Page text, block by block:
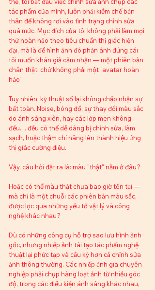
thế, tôi bắt đầu việc chỉnh sửa ảnh chụp các
tác phẩm của mình, luôn phải kiềm chế bản
thân để không rơi vào tình trạng chỉnh sửa
quá mức. Mục đích của tôi không phải làm mọi
thứ hoàn hảo theo tiêu chuẩn thị giác hiện
đại, mà là để hình ảnh đó phản ánh đúng cái
tôi muốn khán giả cảm nhận — một phiên bản
chân thật, chứ không phải một "avatar hoàn
hảo".
Tuy nhiên, kỹ thuật số lại không chấp nhận sự
bất toàn. Noise, bóng đổ, sự thay đổi màu sắc
do ánh sáng xiên, hay các lớp men không
đều… đều có thể dễ dàng bị chỉnh sửa, làm
sạch, hoặc thậm chí nâng lên thành hiệu ứng
thị giác cường điệu.
Vậy, câu hỏi đặt ra là: màu "thật" nằm ở đâu?
Hoặc có thể màu thật chưa bao giờ tồn tại —
mà chỉ là một chuỗi các phiên bản màu sắc,
được lọc qua những yếu tố vật lý và công
nghệ khác nhau?
Dù có những công cụ hỗ trợ sao lưu hình ảnh
gốc, nhưng nhiếp ảnh tái tạo tác phẩm nghệ
thuật lại phức tạp và cầu kỳ hơn cả chỉnh sửa
ảnh thông thường. Các nhiếp ảnh gia chuyên
nghiệp phải chụp hàng loạt ảnh từ nhiều góc
độ, trong các điều kiện ánh sáng khác nhau,